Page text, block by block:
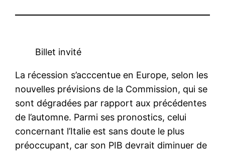
Billet invité
La récession s’acccentue en Europe, selon les
nouvelles prévisions de la Commission, qui se
sont dégradées par rapport aux précédentes
de l’automne. Parmi ses pronostics, celui
concernant l’Italie est sans doute le plus
préoccupant, car son PIB devrait diminuer de